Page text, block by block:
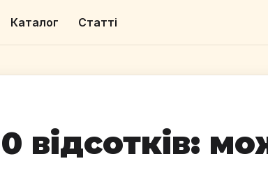
Каталог Статті
відсотків: